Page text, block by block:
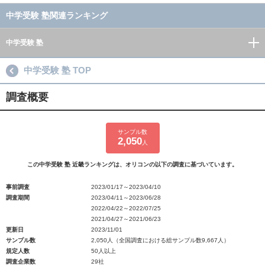
中学受験 塾関連ランキング
中学受験 塾
中学受験 塾 TOP
調査概要
サンプル数
2,050人
この中学受験 塾 近畿ランキングは、オリコンの以下の調査に基づいています。
事前調査
2023/01/17～2023/04/10
調査期間
2023/04/11～2023/06/28
2022/04/22～2022/07/25
2021/04/27～2021/06/23
更新日
2023/11/01
サンプル数
2,050人（全国調査における総サンプル数9,667人）
規定人数
50人以上
調査企業数
29社